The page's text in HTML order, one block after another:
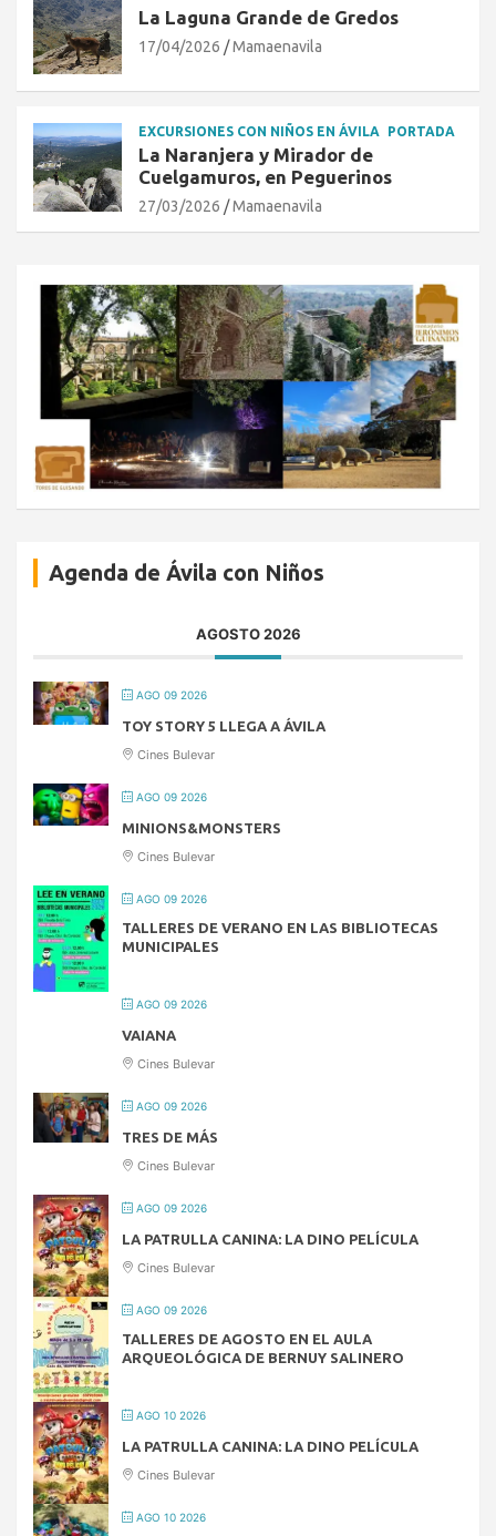
La Laguna Grande de Gredos
17/04/2026 Mamaenavila
EXCURSIONES CON NIÑOS EN ÁVILA PORTADA
La Naranjera y Mirador de
Cuelgamuros, en Peguerinos
27/03/2026 Mamaenavila
Agenda de Ávila con Niños
AGOSTO 2026
AGO 09 2026
TOY STORY 5 LLEGA A ÁVILA
Cines Bulevar
AGO 09 2026
MINIONS&MONSTERS
Cines Bulevar
AGO 09 2026
TALLERES DE VERANO EN LAS BIBLIOTECAS
MUNICIPALES
AGO 09 2026
VAIANA
Cines Bulevar
AGO 09 2026
TRES DE MÁS
Cines Bulevar
AGO 09 2026
LA PATRULLA CANINA: LA DINO PELÍCULA
Cines Bulevar
AGO 09 2026
TALLERES DE AGOSTO EN EL AULA
ARQUEOLÓGICA DE BERNUY SALINERO
AGO 10 2026
LA PATRULLA CANINA: LA DINO PELÍCULA
Cines Bulevar
AGO 10 2026